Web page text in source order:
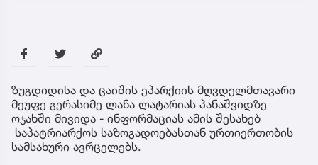
ზუგდიდისა და ცაიშის ეპარქიის მღვდელმთავარი
მეუფე გერასიმე ლანა ლატარიას პანაშვიდზე
ოჯახში მივიდა - ინფორმაციას ამის შესახებ
საპატრიარქოს საზოგადოებასთან ურთიერთობის
სამსახური ავრცელებს.